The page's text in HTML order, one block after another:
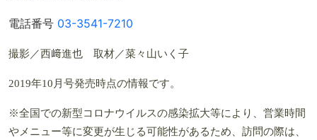
電話番号 03-3541-7210
撮影／西﨑進也 取材／菜々山いく子
2019年10月号発売時点の情報です。
※全国での新型コロナウイルスの感染拡大等により、営業時間
やメニュー等に変更が生じる可能性があるため、訪問の際は、